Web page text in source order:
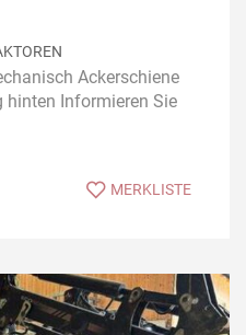
Ackerschiene
hinten Informieren Sie
MERKLISTE